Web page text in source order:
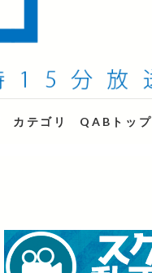
カテゴリ QABトップ